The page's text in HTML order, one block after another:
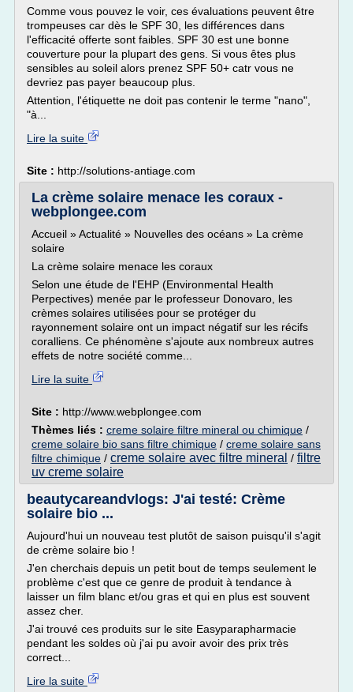
Comme vous pouvez le voir, ces évaluations peuvent être
trompeuses car dès le SPF 30, les différences dans
l'efficacité offerte sont faibles. SPF 30 est une bonne
couverture pour la plupart des gens. Si vous êtes plus
sensibles au soleil alors prenez SPF 50+ catr vous ne
devriez pas payer beaucoup plus.
Attention, l'étiquette ne doit pas contenir le terme "nano",
"à...
Lire la suite
Site : http://solutions-antiage.com
La crème solaire menace les coraux -
webplongee.com
Accueil » Actualité » Nouvelles des océans » La crème
solaire
La crème solaire menace les coraux
Selon une étude de l'EHP (Environmental Health
Perpectives) menée par le professeur Donovaro, les
crèmes solaires utilisées pour se protéger du
rayonnement solaire ont un impact négatif sur les récifs
coralliens. Ce phénomène s'ajoute aux nombreux autres
effets de notre société comme...
Lire la suite
Site : http://www.webplongee.com
Thèmes liés : creme solaire filtre mineral ou chimique /
creme solaire bio sans filtre chimique / creme solaire sans
filtre chimique / creme solaire avec filtre mineral / filtre
uv creme solaire
beautycareandvlogs: J'ai testé: Crème
solaire bio ...
Aujourd'hui un nouveau test plutôt de saison puisqu'il s'agit
de crème solaire bio !
J'en cherchais depuis un petit bout de temps seulement le
problème c'est que ce genre de produit à tendance à
laisser un film blanc et/ou gras et qui en plus est souvent
assez cher.
J'ai trouvé ces produits sur le site Easyparapharmacie
pendant les soldes où j'ai pu avoir avoir des prix très
correct...
Lire la suite